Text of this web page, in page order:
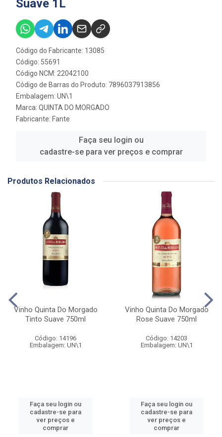
Suave 1L
Código do Fabricante: 13085
Código: 55691
Código NCM: 22042100
Código de Barras do Produto: 7896037913856
Embalagem: UN\1
Marca: QUINTA DO MORGADO
Fabricante: Fante
Faça seu login ou
cadastre-se para ver preços e comprar
Produtos Relacionados
Vinho Quinta Do Morgado
Tinto Suave 750ml
Código: 14196
Embalagem: UN\1
Faça seu login ou
cadastre-se para
ver preços e
comprar
Vinho Quinta Do Morgado
Rose Suave 750ml
Código: 14203
Embalagem: UN\1
Faça seu login ou
cadastre-se para
ver preços e
comprar